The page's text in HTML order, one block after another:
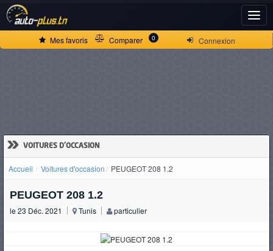
Connexion
Mes favoris Comparer 0
» VOITURES D'OCCASION
Accueil Voitures d'occasion PEUGEOT 208 1.2
PEUGEOT 208 1.2
le 23 Déc. 2021 Tunis particulier
ACCUEIL
D'OCCASION